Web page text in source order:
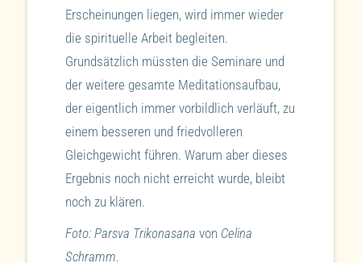
Erscheinungen liegen, wird immer wieder
die spirituelle Arbeit begleiten.
Grundsätzlich müssten die Seminare und
der weitere gesamte Meditationsaufbau,
der eigentlich immer vorbildlich verläuft, zu
einem besseren und friedvolleren
Gleichgewicht führen. Warum aber dieses
Ergebnis noch nicht erreicht wurde, bleibt
noch zu klären.
Foto: Parsva Trikonasana von Celina
Schramm.